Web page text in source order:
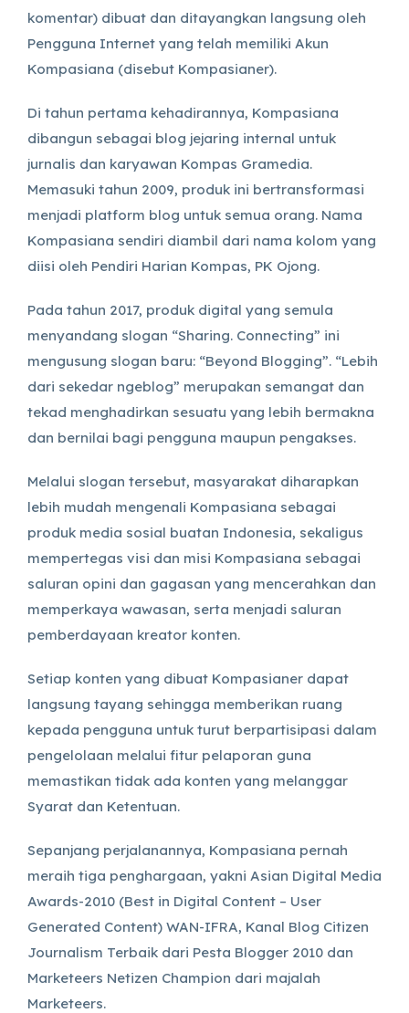
komentar) dibuat dan ditayangkan langsung oleh
Pengguna Internet yang telah memiliki Akun
Kompasiana (disebut Kompasianer).
Di tahun pertama kehadirannya, Kompasiana
dibangun sebagai blog jejaring internal untuk
jurnalis dan karyawan Kompas Gramedia.
Memasuki tahun 2009, produk ini bertransformasi
menjadi platform blog untuk semua orang. Nama
Kompasiana sendiri diambil dari nama kolom yang
diisi oleh Pendiri Harian Kompas, PK Ojong.
Pada tahun 2017, produk digital yang semula
menyandang slogan “Sharing. Connecting” ini
mengusung slogan baru: “Beyond Blogging”. “Lebih
dari sekedar ngeblog” merupakan semangat dan
tekad menghadirkan sesuatu yang lebih bermakna
dan bernilai bagi pengguna maupun pengakses.
Melalui slogan tersebut, masyarakat diharapkan
lebih mudah mengenali Kompasiana sebagai
produk media sosial buatan Indonesia, sekaligus
mempertegas visi dan misi Kompasiana sebagai
saluran opini dan gagasan yang mencerahkan dan
memperkaya wawasan, serta menjadi saluran
pemberdayaan kreator konten.
Setiap konten yang dibuat Kompasianer dapat
langsung tayang sehingga memberikan ruang
kepada pengguna untuk turut berpartisipasi dalam
pengelolaan melalui fitur pelaporan guna
memastikan tidak ada konten yang melanggar
Syarat dan Ketentuan.
Sepanjang perjalanannya, Kompasiana pernah
meraih tiga penghargaan, yakni Asian Digital Media
Awards-2010 (Best in Digital Content – User
Generated Content) WAN-IFRA, Kanal Blog Citizen
Journalism Terbaik dari Pesta Blogger 2010 dan
Marketeers Netizen Champion dari majalah
Marketeers.